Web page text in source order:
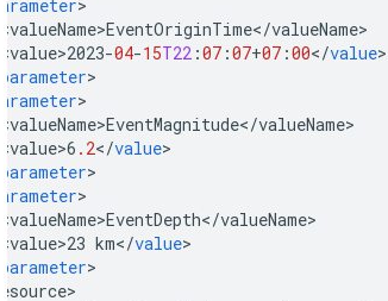
parameter
<valueName>EventOriginTime</valueName
<value>2023-04-15T22 :07 :07+07 :00</value
parameter
parameter
<valueName>EventMagnitude</valueName
<value>6 .2</value
parameter
parameter
<valueName>EventDepth</valueName
<value>23 km</value
parameter
resource